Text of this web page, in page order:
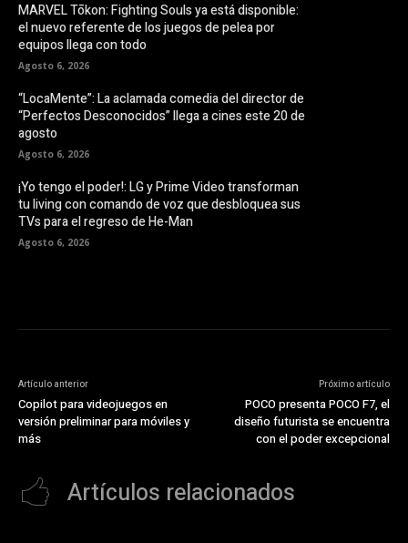
MARVEL Tōkon: Fighting Souls ya está disponible:
el nuevo referente de los juegos de pelea por
equipos llega con todo
Agosto 6, 2026
“LocaMente”: La aclamada comedia del director de
“Perfectos Desconocidos” llega a cines este 20 de
agosto
Agosto 6, 2026
¡Yo tengo el poder!: LG y Prime Video transforman
tu living con comando de voz que desbloquea sus
TVs para el regreso de He-Man
Agosto 6, 2026
Artículo anterior
Copilot para videojuegos en
versión preliminar para móviles y
más
Próximo artículo
POCO presenta POCO F7, el
diseño futurista se encuentra
con el poder excepcional
Artículos relacionados